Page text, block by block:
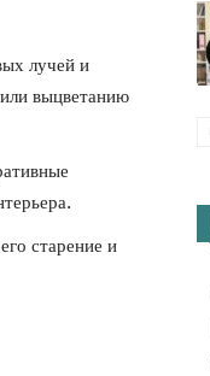
лучей и
выцветанию
старение и